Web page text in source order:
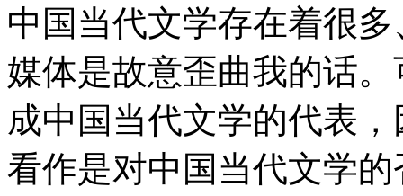
中国当代文学存在着很
媒体是故意歪曲我的话
成中国当代文学的代表
看作是对中国当代文学